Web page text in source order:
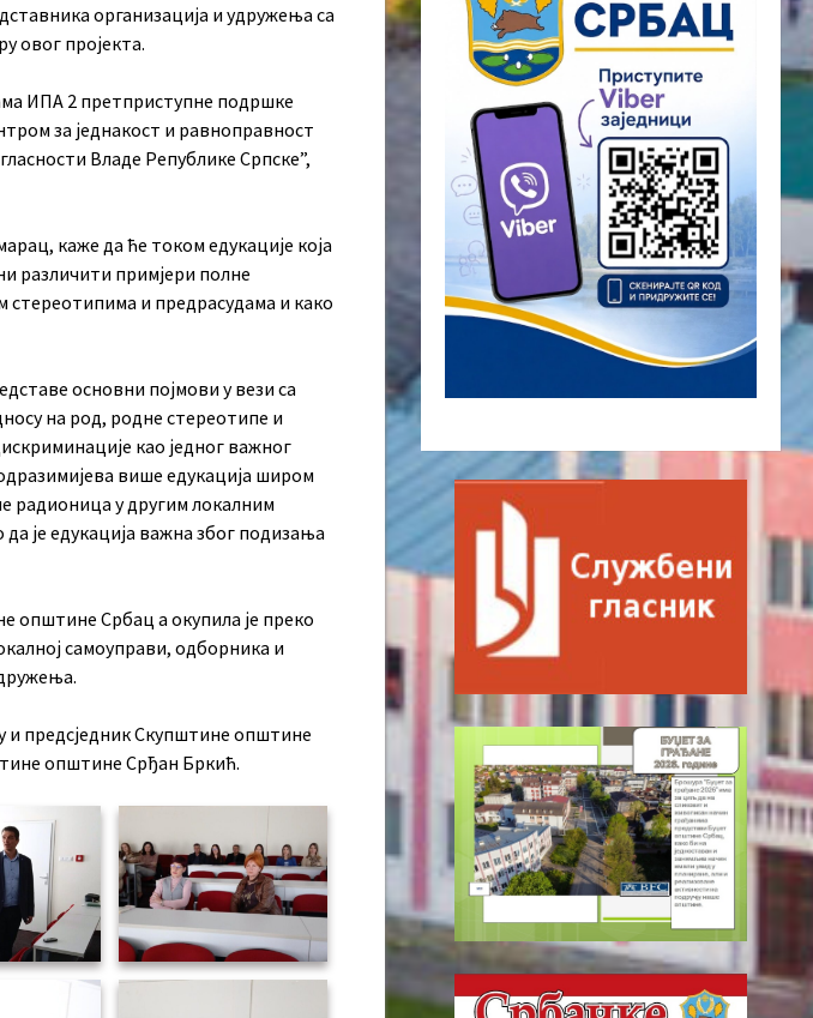
организација и удружења са
овог пројекта.
ИПА 2 претприступне подршке
за једнакост и равноправност
Владе Републике Српске”,
каже да ће током едукације која
различити примјери полне
и предрасудама и како
основни појмови у вези са
на род, родне стереотипе и
као једног важног
више едукација широм
радионица у другим локалним
је едукација важна због подизања
општине Србац а окупила је преко
самоуправи, одборника и
и предсједник Скупштине општине
општине Срђан Бркић.